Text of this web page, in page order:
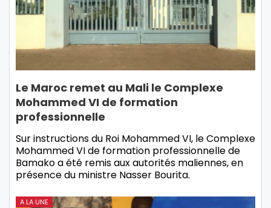
Le Maroc remet au Mali le Complexe
Mohammed VI de formation
professionnelle
Sur instructions du Roi Mohammed VI, le Complexe
Mohammed VI de formation professionnelle de
Bamako a été remis aux autorités maliennes, en
présence du ministre Nasser Bourita.
A LA UNE